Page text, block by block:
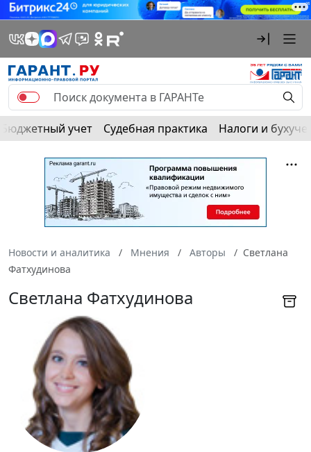
Бюджетный учет Судебная практика Налоги и
Новости и аналитика Мнения Авторы
Светлана
Фатхудинова
Светлана Фатхудинова